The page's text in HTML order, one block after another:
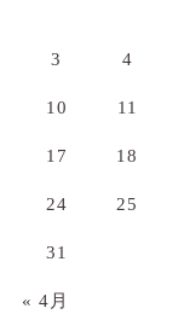
3 4
10 11
17 18
24 25
31
« 4月